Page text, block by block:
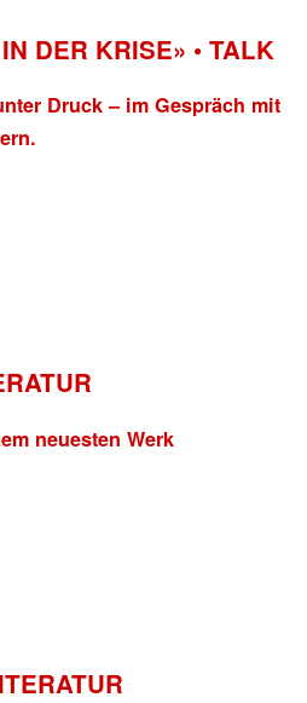
DER KRISE» • TALK
Druck – im Gespräch mit
neuesten Werk